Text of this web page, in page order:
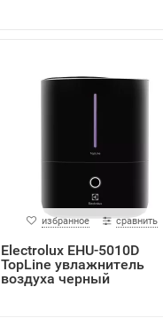
избранное сравнить
Electrolux EHU-5010D
TopLine увлажнитель
воздуха черный